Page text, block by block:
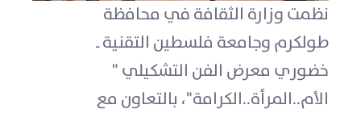
نظمت وزارة الثقافة في محافظة
طولكرم وجامعة فلسطين التقنية ـ
خضوري معرض الفن التشكيلي "
الأم..المرأة..الكرامة"، بالتعاون مع